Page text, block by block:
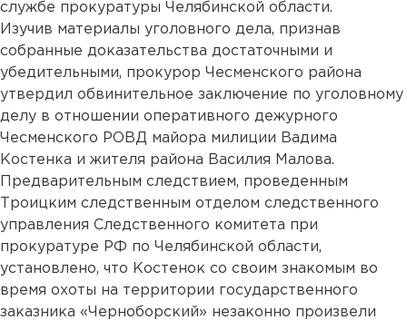
службе прокуратуры Челябинской области.
Изучив материалы уголовного дела, признав
собранные доказательства достаточными и
убедительными, прокурор Чесменского района
утвердил обвинительное заключение по уголовному
делу в отношении оперативного дежурного
Чесменского РОВД майора милиции Вадима
Костенка и жителя района Василия Малова.
Предварительным следствием, проведенным
Троицким следственным отделом следственного
управления Следственного комитета при
прокуратуре РФ по Челябинской области,
установлено, что Костенок со своим знакомым во
время охоты на территории государственного
заказника «Черноборский» незаконно произвели